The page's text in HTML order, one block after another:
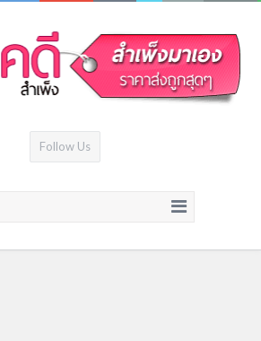
Follow Us